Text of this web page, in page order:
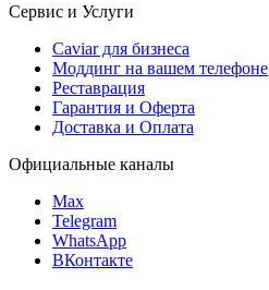
Сервис и Услуги
Caviar для бизнеса
Моддинг на вашем телефоне
Реставрация
Гарантия и Оферта
Доставка и Оплата
Официальные каналы
Max
Telegram
WhatsApp
ВКонтакте